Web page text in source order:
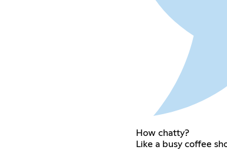
How chatty?
Like a busy coffee